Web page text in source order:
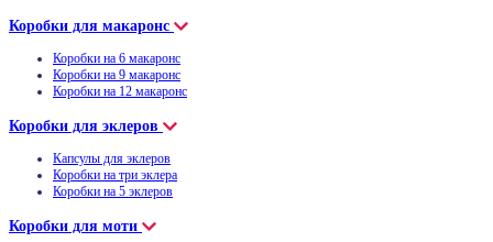
Коробки для макаронс
Коробки на 6 макаронс
Коробки на 9 макаронс
Коробки на 12 макаронс
Коробки для эклеров
Капсулы для эклеров
Коробки на три эклера
Коробки на 5 эклеров
Коробки для моти